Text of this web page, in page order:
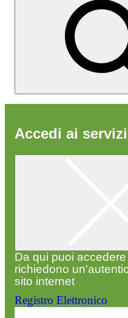
Accedi ai servizi
Da qui puoi
richiedono
sito internet
Registro Elettronico